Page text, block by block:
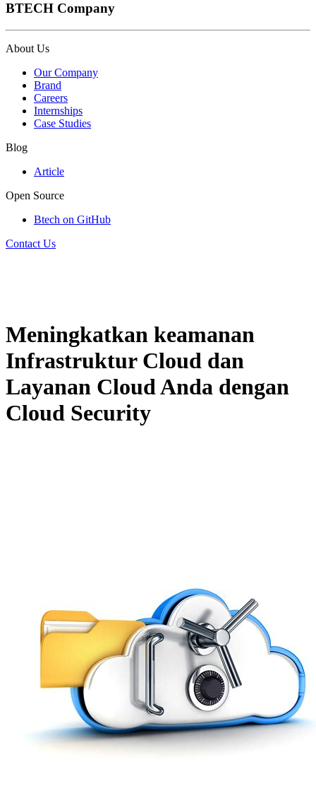
BTECH Company
About Us
Our Company
Brand
Careers
Internships
Case Studies
Blog
Article
Open Source
Btech on GitHub
Contact Us
Meningkatkan keamanan
Infrastruktur Cloud dan
Layanan Cloud Anda dengan
Cloud Security